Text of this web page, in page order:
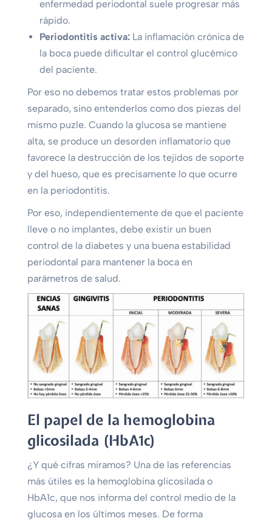
enfermedad periodontal suele progresar más
rápido.
Periodontitis activa:La inflamación crónica de
la boca puede dificultar el control glucémico
del paciente.
Por eso no debemos tratar estos problemas por
separado, sino entenderlos como dos piezas del
mismo puzle. Cuando la glucosa se mantiene
alta, se produce un desorden inflamatorio que
favorece la destrucción de los tejidos de soporte
y del hueso, que es precisamente lo que ocurre
en la periodontitis.
Por eso, independientemente de que el paciente
lleve o no implantes, debe existir un buen
control de la diabetes y una buena estabilidad
periodontal para mantener la boca en
parámetros de salud.
El papel de la hemoglobina
glicosilada (HbA1c)
¿Y qué cifras miramos? Una de las referencias
más útiles es la hemoglobina glicosilada o
HbA1c, que nos informa del control medio de la
glucosa en los últimos meses. De forma